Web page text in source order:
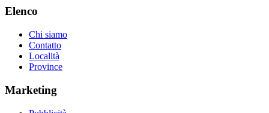
Elenco
Chi siamo
Contatto
Località
Province
Marketing